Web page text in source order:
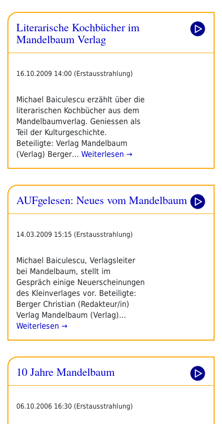
Literarische Kochbücher im
Mandelbaum Verlag
16.10.2009 14:00 (Erstausstrahlung)
Michael Baiculescu erzählt über die
literarischen Kochbücher aus dem
Mandelbaumverlag. Geniessen als
Teil der Kulturgeschichte.
Beteiligte: Verlag Mandelbaum
(Verlag) Berger… Weiterlesen →
AUFgelesen: Neues vom Mandelbaum
14.03.2009 15:15 (Erstausstrahlung)
Michael Baiculescu, Verlagsleiter
bei Mandelbaum, stellt im
Gespräch einige Neuerscheinungen
des Kleinverlages vor. Beteiligte:
Berger Christian (Redakteur/in)
Verlag Mandelbaum (Verlag)…
Weiterlesen →
10 Jahre Mandelbaum
06.10.2006 16:30 (Erstausstrahlung)